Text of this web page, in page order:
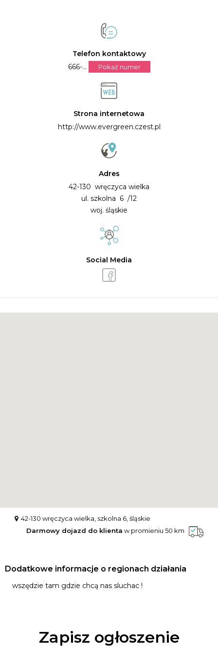
Telefon kontaktowy
666-...
Pokaż numer
Strona internetowa
http://www.evergreen.czest.pl
Adres
42-130 wręczyca wielka
ul. szkolna 6 /12
woj. śląskie
Social Media
42-130 wręczyca wielka, szkolna 6, śląskie
Darmowy dojazd do klienta w promieniu 50 km
Dodatkowe informacje o regionach działania
wszędzie tam gdzie chcą nas sluchac !
Zapisz ogłoszenie